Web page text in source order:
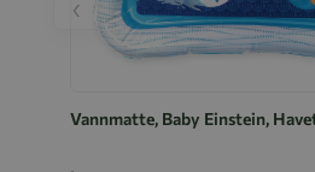
Vannmatte, Baby Einstein,
‹